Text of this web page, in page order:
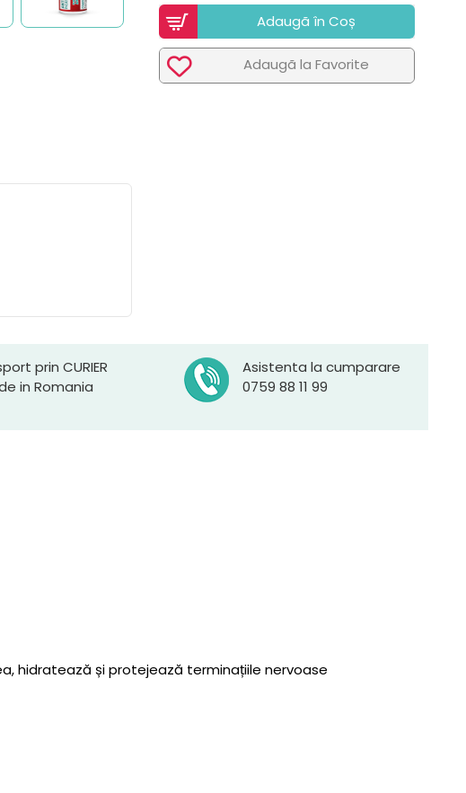
Adaugã în Coș
Adaugã la Favorite
prin CURIER
in Romania
Asistenta la cumparare
0759 88 11 99
hidratează și protejează terminațiile nervoase